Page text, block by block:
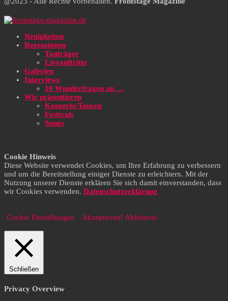
Neuigkeiten
Rezensionen
Tonträger
Liveauftritte
Galerien
Interviews
10 Wunderfragen an …
Wir präsentieren
Konzerte/Touren
Festivals
Songs
Cookie Hinweis
Diese Website verwendet Cookies, um Ihre Erfahrung zu verbessern
und um die Bereitstellung einiger Dienste zu erleichtern. Mit der
Nutzung unserer Dienste erklären Sie sich damit einverstanden, dass
wir Cookies verwenden. Datenschutzerklärung
Cookie Einstellungen Akzeptieren! Ablehnen!
Schließen
Privacy Overview